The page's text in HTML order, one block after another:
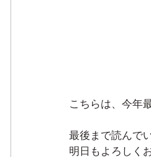
こちらは、今年
最後まで読んで
明日もよろしく